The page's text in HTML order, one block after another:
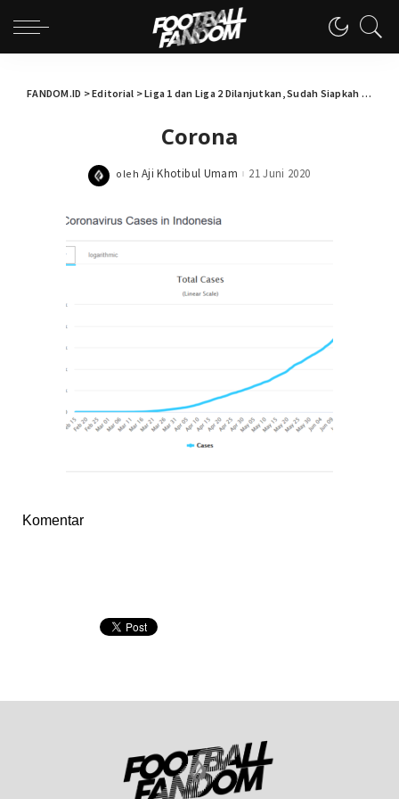
FANDOM.ID >Editorial >Liga 1 dan Liga 2 Dilanjutkan, Sudah Siapkah Kita?
Corona
Posted
oleh Aji Khotibul Umam 21 Juni 2020
Komentar